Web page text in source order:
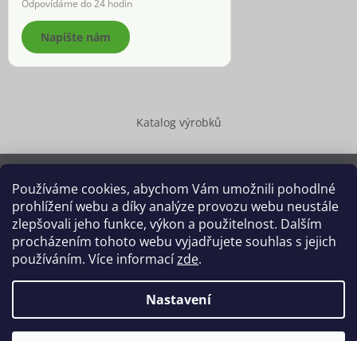
Používáme cookies, abychom Vám umožnili pohodlné
prohlížení webu a díky analýze provozu webu neustále
zlepšovali jeho funkce, výkon a použitelnost. Dalším
procházením tohoto webu vyjadřujete souhlas s jejich
používáním. Více informacízde.
Nastavení
Odpovídáme do 24 hodin
Napište nám
Katalog výrobků
Copyright 2026 Dědek kořenář®
. Všechna práva vyhrazena.
Upravit nastavení cookies
Grafický návrh vytvořil a na Shoptet implementoval
Shoptetak.cz.